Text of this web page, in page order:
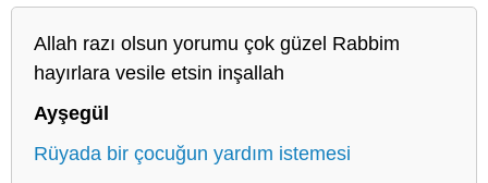
Allah razı olsun yorumu çok güzel Rabbim
hayırlara vesile etsin inşallah
Ayşegül
Rüyada bir çocuğun yardım istemesi